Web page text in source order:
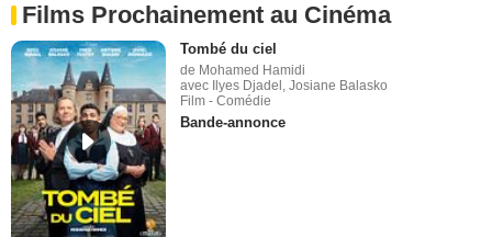
Films Prochainement au Cinéma
Tombé du ciel
de Mohamed Hamidi
avec Ilyes Djadel, Josiane Balasko
Film - Comédie
Bande-annonce